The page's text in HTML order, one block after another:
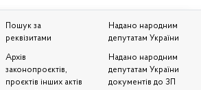
Пошук за
реквізитами
Архів
законопроєктів,
проєктів інших актів
Надано народним
депутатам України
Надано народним
депутатам України
документів до ЗП